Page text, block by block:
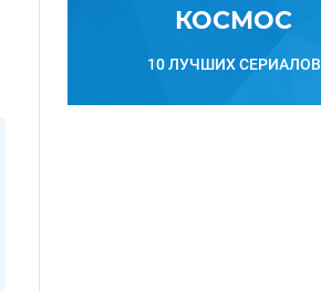
КОСМОС
10 ЛУЧШИХ СЕРИАЛОВ